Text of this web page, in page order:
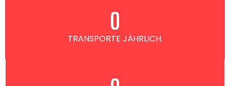
TRANSPORTE JÄHRLICH.
0